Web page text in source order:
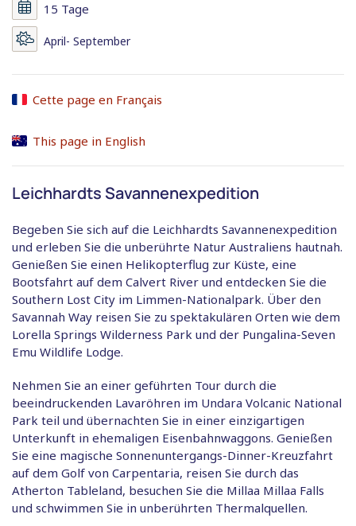
15 Tage
April- September
Cette page en Français
This page in English
Leichhardts Savannenexpedition
Begeben Sie sich auf die Leichhardts Savannenexpedition
und erleben Sie die unberührte Natur Australiens hautnah.
Genießen Sie einen Helikopterflug zur Küste, eine
Bootsfahrt auf dem Calvert River und entdecken Sie die
Southern Lost City im Limmen-Nationalpark. Über den
Savannah Way reisen Sie zu spektakulären Orten wie dem
Lorella Springs Wilderness Park und der Pungalina-Seven
Emu Wildlife Lodge.
Nehmen Sie an einer geführten Tour durch die
beeindruckenden Lavaröhren im Undara Volcanic National
Park teil und übernachten Sie in einer einzigartigen
Unterkunft in ehemaligen Eisenbahnwaggons. Genießen
Sie eine magische Sonnenuntergangs-Dinner-Kreuzfahrt
auf dem Golf von Carpentaria, reisen Sie durch das
Atherton Tableland, besuchen Sie die Millaa Millaa Falls
und schwimmen Sie in unberührten Thermalquellen.